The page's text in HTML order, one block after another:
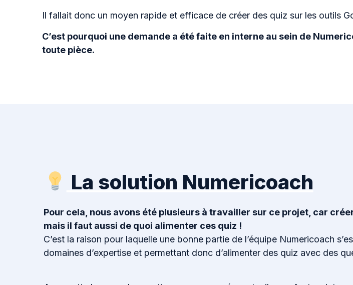
Il fallait donc un moyen rapide et efficace de créer des quiz sur les outils
C’est pourquoi une demande a été faite en interne au sein de
toute pièce.
La solution Numericoach
Pour cela, nous avons été plusieurs à travailler sur ce projet, car
mais il faut aussi de quoi alimenter ces quiz !
C’est la raison pour laquelle une bonne partie de l’équipe Numericoach
domaines d’expertise et permettant donc d’alimenter des quiz avec des